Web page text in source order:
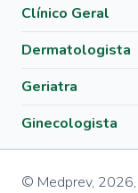
Clínico Geral
Dermatologista
Geriatra
Ginecologista
© Medprev, 2026,